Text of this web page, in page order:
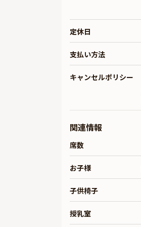
定休日
支払い方法
キャンセルポリシー
関連情報
席数
お子様
子供椅子
授乳室